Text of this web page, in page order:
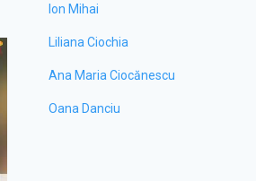
Ion Mihai
Liliana Ciochia
Ana Maria Ciocănescu
Oana Danciu